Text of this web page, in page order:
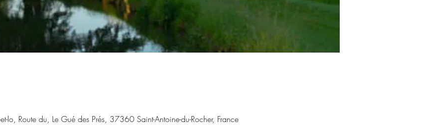
lo, Route du, Le Gué des Prés, 37360 Saint-Antoine-du-Rocher, France